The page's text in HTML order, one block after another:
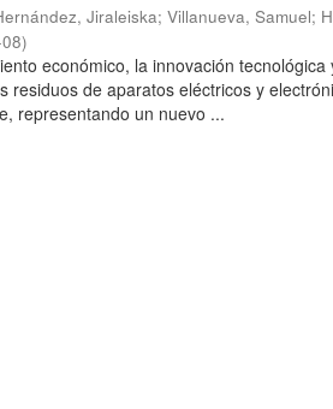
Jiraleiska;Villanueva, Samuel;
)
económico, la innovación
residuos de aparatos eléctricos y
representando un nuevo ...